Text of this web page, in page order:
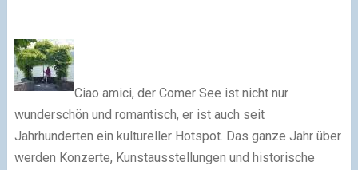
Ciao amici, der Comer See ist nicht nur
wunderschön und romantisch, er ist auch seit
Jahrhunderten ein kultureller Hotspot. Das ganze Jahr über
werden Konzerte, Kunstausstellungen und historische